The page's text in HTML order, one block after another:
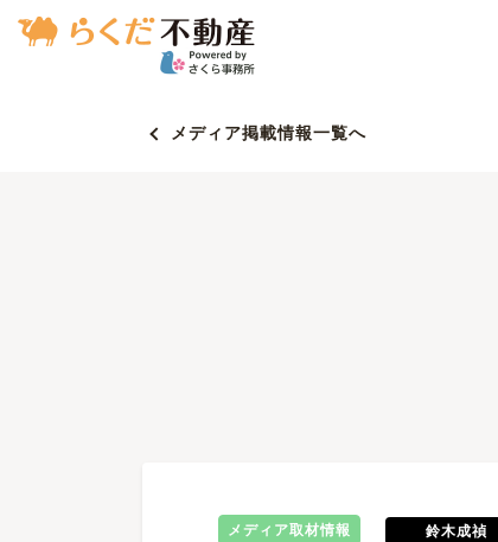
メディア掲載情報一覧へ
メディア取材情報 鈴木成禎